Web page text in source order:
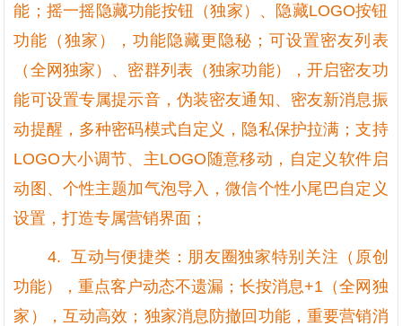
能；摇一摇隐藏功能按钮（独家）、隐藏LOGO按钮
功能（独家），功能隐藏更隐秘；可设置密友列表
（全网独家）、密群列表（独家功能），开启密友功
能可设置专属提示音，伪装密友通知、密友新消息振
动提醒，多种密码模式自定义，隐私保护拉满；支持
LOGO大小调节、主LOGO随意移动，自定义软件启
动图、个性主题加气泡导入，微信个性小尾巴自定义
设置，打造专属营销界面；
4. 互动与便捷类：朋友圈独家特别关注（原创
功能），重点客户动态不遗漏；长按消息+1（全网独
家），互动高效；独家消息防撤回功能，重要营销消